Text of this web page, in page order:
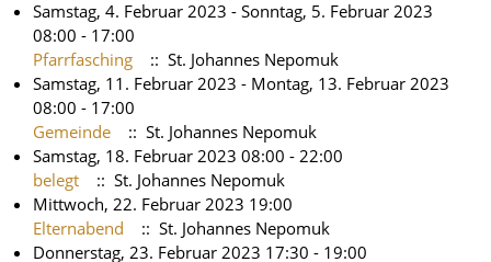
Samstag, 4. Februar 2023 - Sonntag, 5. Februar 2023
08:00 - 17:00
Pfarrfasching
:: St. Johannes Nepomuk
Samstag, 11. Februar 2023 - Montag, 13. Februar 2023
08:00 - 17:00
Gemeinde
:: St. Johannes Nepomuk
Samstag, 18. Februar 2023 08:00 - 22:00
belegt
:: St. Johannes Nepomuk
Mittwoch, 22. Februar 2023 19:00
Elternabend
:: St. Johannes Nepomuk
Donnerstag, 23. Februar 2023 17:30 - 19:00